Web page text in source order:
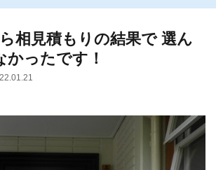
相見積もりの結果で 選ん
かったです！